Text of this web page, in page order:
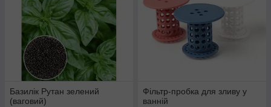
Базилік Рутан зелений
(ваговий)
Фільтр-пробка для зливу у
ванній